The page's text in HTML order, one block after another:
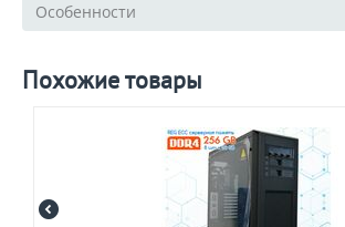
Особенности
Похожие товары